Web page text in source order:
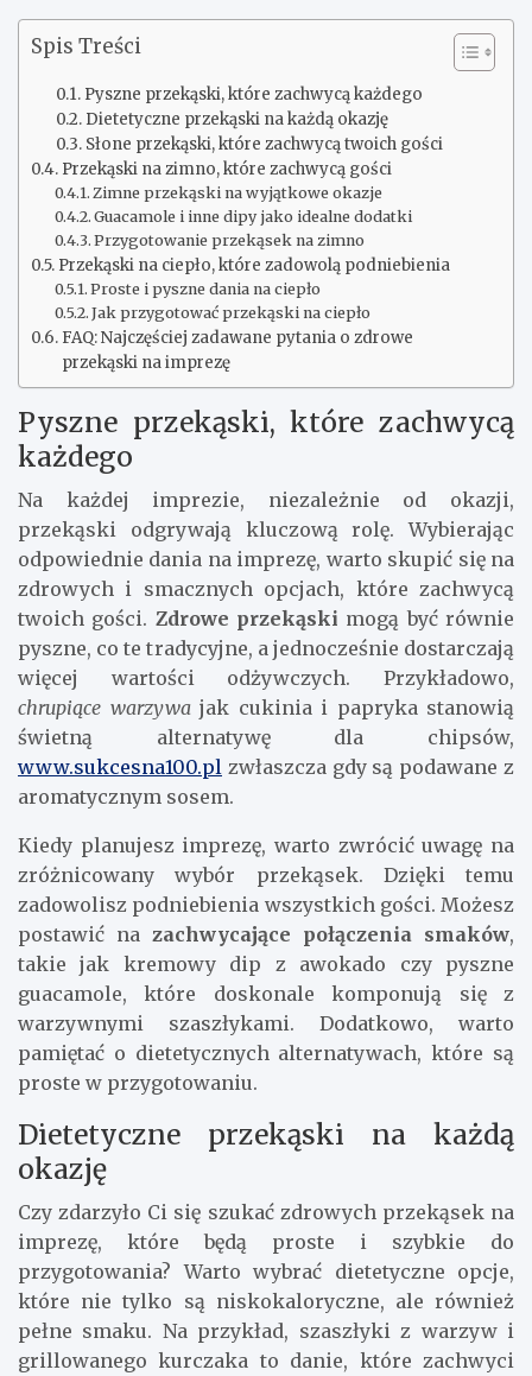
Spis Treści
Pyszne przekąski, które zachwycą każdego
Dietetyczne przekąski na każdą okazję
Słone przekąski, które zachwycą twoich gości
Przekąski na zimno, które zachwycą gości
Zimne przekąski na wyjątkowe okazje
Guacamole i inne dipy jako idealne dodatki
Przygotowanie przekąsek na zimno
Przekąski na ciepło, które zadowolą podniebienia
Proste i pyszne dania na ciepło
Jak przygotować przekąski na ciepło
FAQ: Najczęściej zadawane pytania o zdrowe
przekąski na imprezę
Pyszne przekąski, które zachwycą
każdego
Na każdej imprezie, niezależnie od okazji,
przekąski odgrywają kluczową rolę. Wybierając
odpowiednie dania na imprezę, warto skupić się na
zdrowych i smacznych opcjach, które zachwycą
twoich gości. Zdrowe przekąski mogą być równie
pyszne, co te tradycyjne, a jednocześnie dostarczają
więcej wartości odżywczych. Przykładowo,
chrupiące warzywajak cukinia i papryka stanowią
świetną alternatywę dla chipsów,
www.sukcesna100.pl zwłaszcza gdy są podawane z
aromatycznym sosem.
Kiedy planujesz imprezę, warto zwrócić uwagę na
zróżnicowany wybór przekąsek. Dzięki temu
zadowolisz podniebienia wszystkich gości. Możesz
postawić na zachwycające połączenia smaków,
takie jak kremowy dip z awokado czy pyszne
guacamole, które doskonale komponują się z
warzywnymi szaszłykami. Dodatkowo, warto
pamiętać o dietetycznych alternatywach, które są
proste w przygotowaniu.
Dietetyczne przekąski na każdą
okazję
Czy zdarzyło Ci się szukać zdrowych przekąsek na
imprezę, które będą proste i szybkie do
przygotowania? Warto wybrać dietetyczne opcje,
które nie tylko są niskokaloryczne, ale również
pełne smaku. Na przykład, szaszłyki z warzyw i
grillowanego kurczaka to danie, które zachwyci